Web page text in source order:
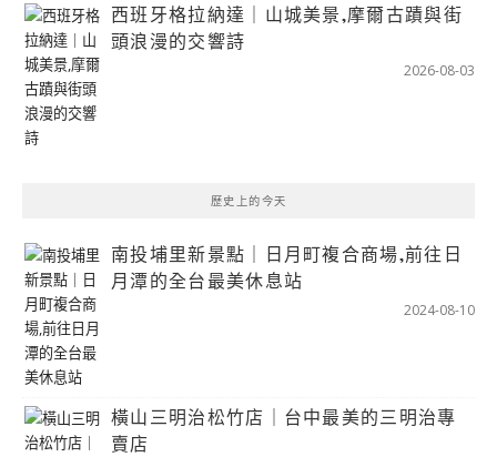
西班牙格拉納達｜山城美景,摩爾古蹟與街
頭浪漫的交響詩
2026-08-03
歷史上的今天
南投埔里新景點｜日月町複合商場,前往日
月潭的全台最美休息站
2024-08-10
橫山三明治松竹店｜台中最美的三明治專
賣店